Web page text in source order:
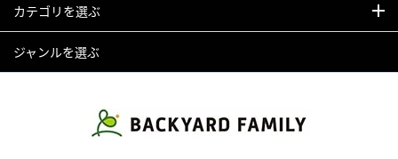
カテゴリを選ぶ
ジャンルを選ぶ